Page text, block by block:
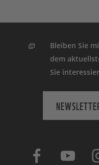
Bleiben Sie
dem
Sie